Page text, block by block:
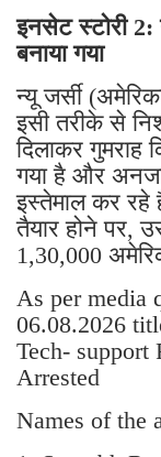
इनसेट स्टोरी 2:
बनाया गया
न्यू जर्सी
इसी तरीके से
दिलाकर गुमराह
गया है और
इस्तेमाल कर रहे
तैयार होने पर,
1,30,000
As per media
06.08.2026
Tech- support
Arrested
Names of the